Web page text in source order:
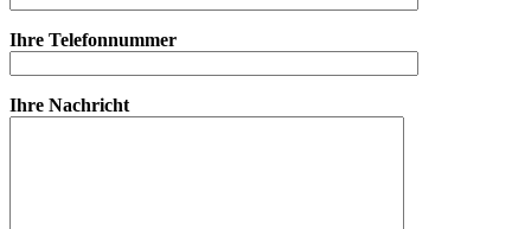
Ihre Telefonnummer
Ihre Nachricht